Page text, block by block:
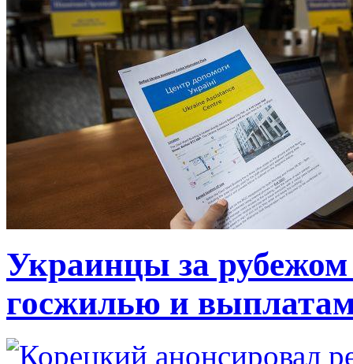
Украинцы за рубежом
госжилью и